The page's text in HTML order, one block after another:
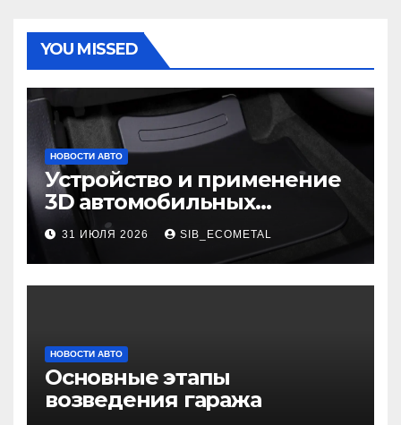
YOU MISSED
НОВОСТИ АВТО
Устройство и применение
3D автомобильных
ковриков
31 ИЮЛЯ 2026 SIB_ECOMETAL
НОВОСТИ АВТО
Основные этапы
возведения гаража